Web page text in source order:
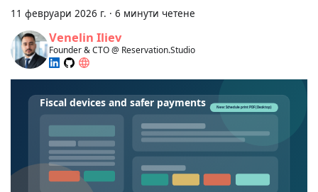
11 февруари 2026 г. · 6 минути четене
Venelin Iliev
Founder & CTO @ Reservation.Studio